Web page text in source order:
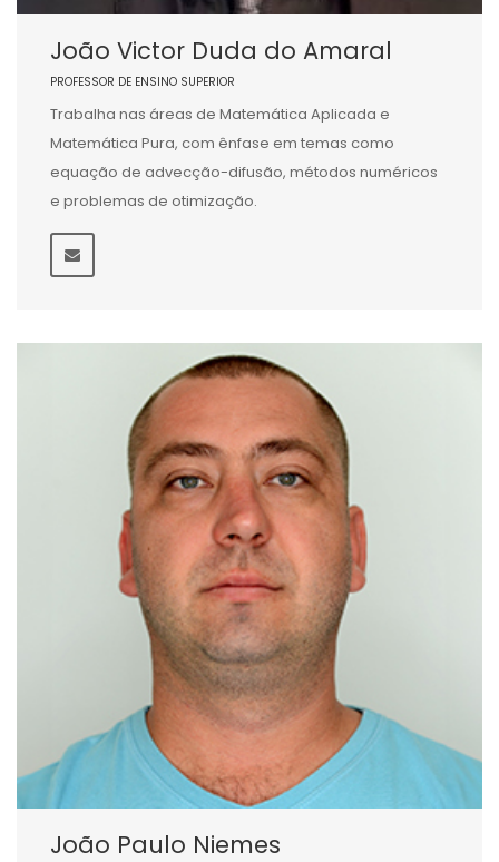
João Victor Duda do Amaral
PROFESSOR DE ENSINO SUPERIOR
Trabalha nas áreas de Matemática Aplicada e
Matemática Pura, com ênfase em temas como
equação de advecção-difusão, métodos numéricos
e problemas de otimização.
João Paulo Niemes